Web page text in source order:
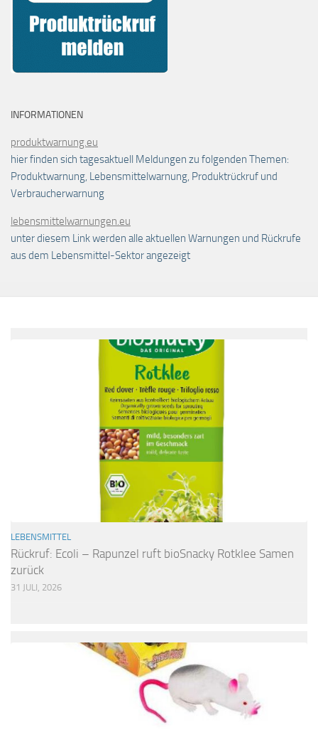
INFORMATIONEN
produktwarnung.eu
hier finden sich tagesaktuell Meldungen zu folgenden Themen:
Produktwarnung, Lebensmittelwarnung, Produktrückruf und
Verbraucherwarnung
lebensmittelwarnungen.eu
unter diesem Link werden alle aktuellen Warnungen und Rückrufe
aus dem Lebensmittel-Sektor angezeigt
LEBENSMITTEL
Rückruf: Ecoli – Rapunzel ruft bioSnacky Rotklee Samen
zurück
31 JULI, 2026